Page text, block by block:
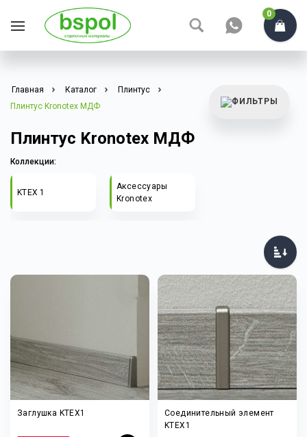
0
Главная Каталог
Плинтус
Плинтус Kronotex МДФ
Плинтус Kronotex МДФ
Коллекции:
KTEX 1
Аксессуары
Kronotex
Заглушка KTEX1
Соединительный элемент
KTEX1